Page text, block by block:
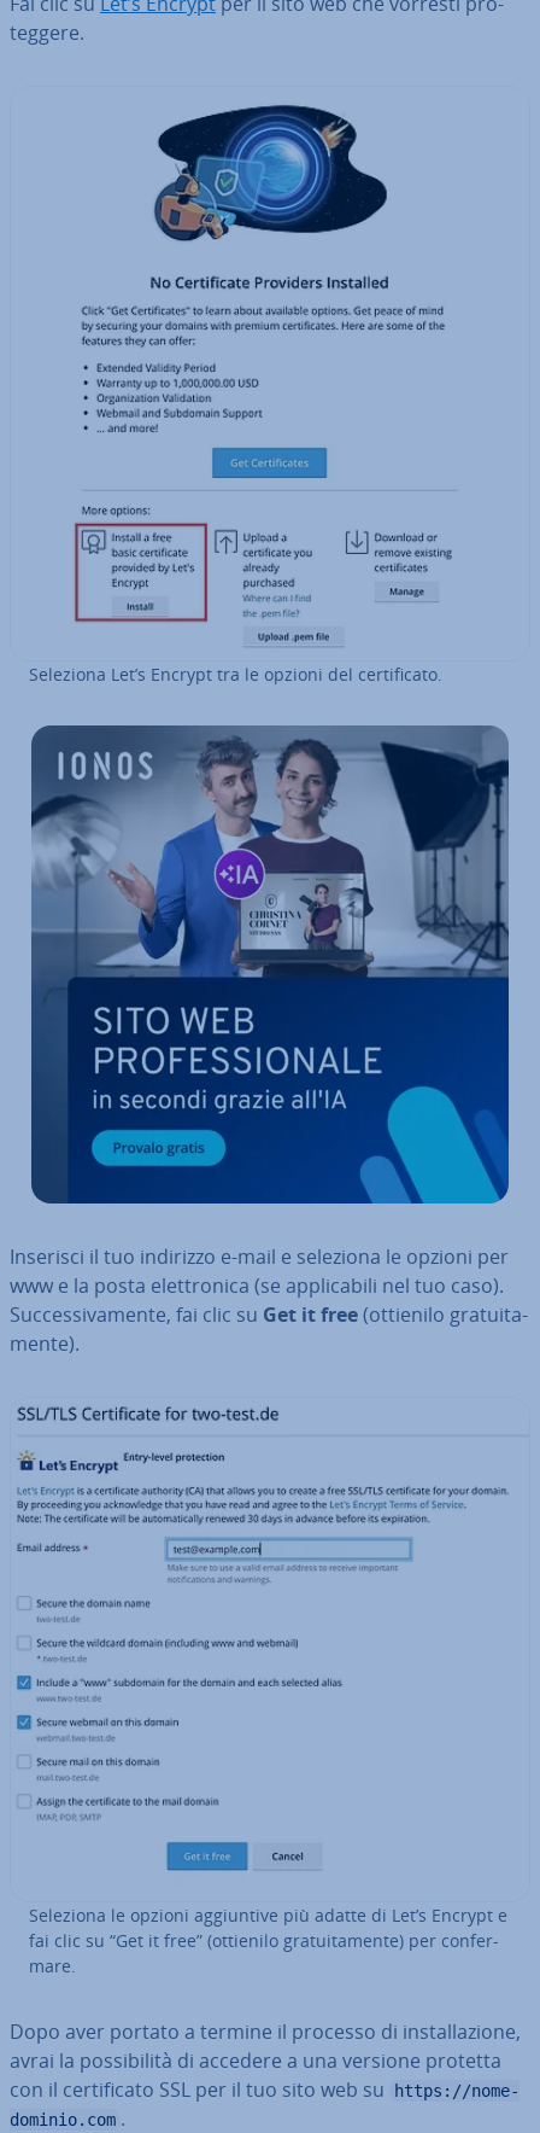
teg­ge­re.
Seleziona Let’s Encrypt tra le opzioni del cer­ti­fi­ca­to.
Inserisci il tuo indirizzo e-mail e seleziona le opzioni per
www e la posta elet­tro­ni­ca (se ap­pli­ca­bi­li nel tuo caso).
Suc­ces­si­va­men­te, fai clic su Get it free(ottienilo gra­tui­ta­
men­te).
Seleziona le opzioni ag­giun­ti­ve più adatte di Let’s Encrypt e
fai clic su “Get it free” (ottienilo gra­tui­ta­men­te) per con­fer­
ma­re.
Dopo aver portato a termine il processo di in­stal­la­zio­ne,
avrai la pos­si­bi­li­tà di accedere a una versione protetta
con il cer­ti­fi­ca­to SSL per il tuo sito web su
https://nome-
dominio.com .